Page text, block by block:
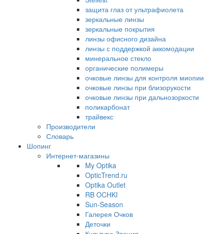
защита глаз от ультрафиолета
зеркальные линзы
зеркальные покрытия
линзы офисного дизайна
линзы с поддержкой аккомодации
минеральное стекло
органические полимеры
очковые линзы для контроля миопии
очковые линзы при близорукости
очковые линзы при дальнозоркости
поликарбонат
трайвекс
Производители
Словарь
Шопинг
Интернет-магазины
My Optika
OpticTrend.ru
Optika Outlet
RB OCHKI
Sun-Season
Галерея Очков
Деточки